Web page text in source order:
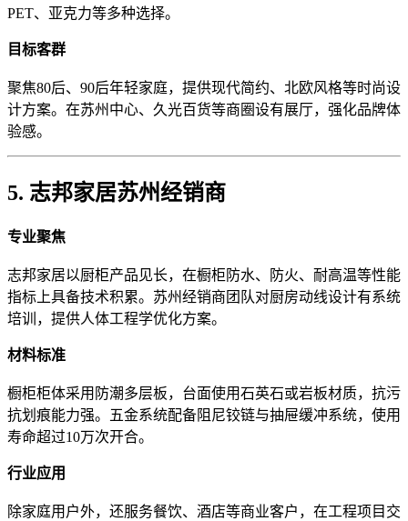
PET、亚克力等多种选择。
目标客群
聚焦80后、90后年轻家庭，提供现代简约、北欧风格等时尚设
计方案。在苏州中心、久光百货等商圈设有展厅，强化品牌体
验感。
5. 志邦家居苏州经销商
专业聚焦
志邦家居以厨柜产品见长，在橱柜防水、防火、耐高温等性能
指标上具备技术积累。苏州经销商团队对厨房动线设计有系统
培训，提供人体工程学优化方案。
材料标准
橱柜柜体采用防潮多层板，台面使用石英石或岩板材质，抗污
抗划痕能力强。五金系统配备阻尼铰链与抽屉缓冲系统，使用
寿命超过10万次开合。
行业应用
除家庭用户外，还服务餐饮、酒店等商业客户，在工程项目交